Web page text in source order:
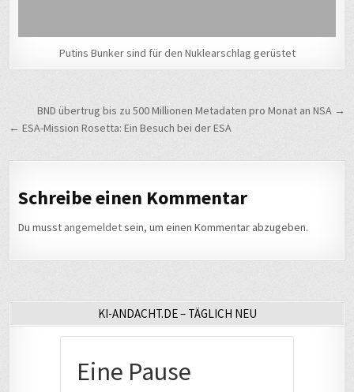
Putins Bunker sind für den Nuklearschlag gerüstet
Beitragsnavigation
BND übertrug bis zu 500 Millionen Metadaten pro Monat an NSA →
← ESA-Mission Rosetta: Ein Besuch bei der ESA
Schreibe einen Kommentar
Du musst angemeldetsein, um einen Kommentar abzugeben.
KI-ANDACHT.DE – TÄGLICH NEU